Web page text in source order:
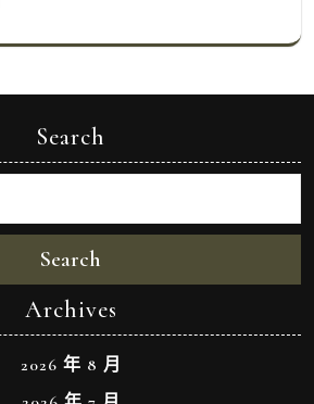
Search
Search
Archives
2026 年 8 月